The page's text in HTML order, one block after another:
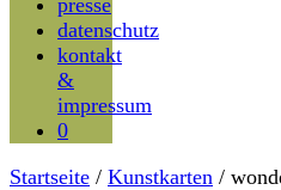
presse
datenschutz
kontakt
&
impressum
0
Startseite / Kunstkarten /